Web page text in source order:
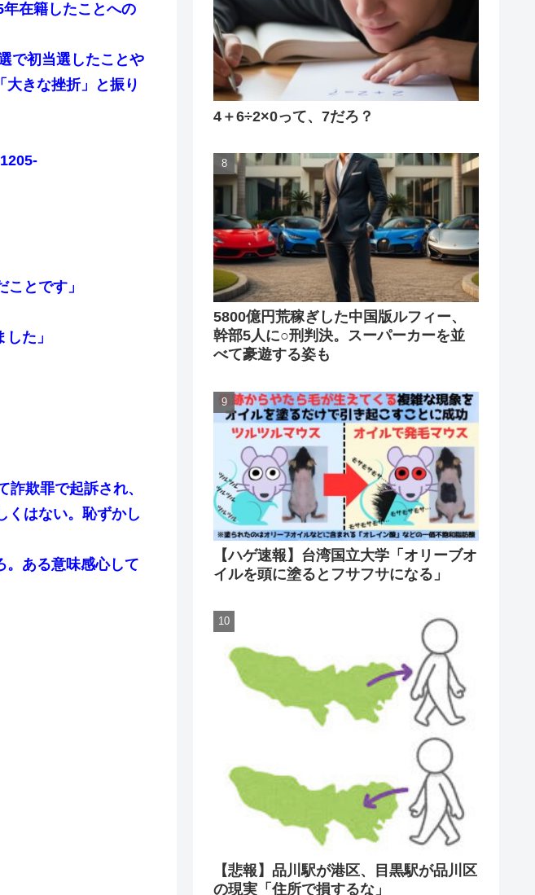
在籍したことへの
で初当選したことや
大きな挫折」と振り
とです」
た」
欺罪で起訴され、
くはない。恥ずかし
。ある意味感心して
4＋6÷2×0って、7だろ？
5800億円荒稼ぎした中国版ルフィー、
幹部5人に○刑判決。スーパーカーを並
べて豪遊する姿も
【ハゲ速報】台湾国立大学「オリーブオ
イルを頭に塗るとフサフサになる」
【悲報】品川駅が港区、目黒駅が品川区
の現実「住所で損するな」